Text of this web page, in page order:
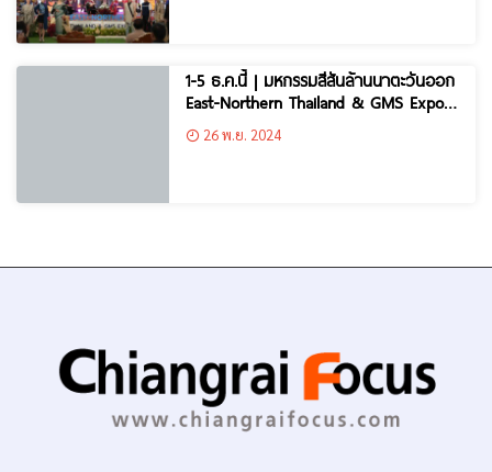
1-5 ธ.ค.นี้ | มหกรรมสีสันล้านนาตะวันออก
East-Northern Thailand & GMS Expo
(หน้าด่านพรมแดนแม่สาย)
26 พ.ย. 2024